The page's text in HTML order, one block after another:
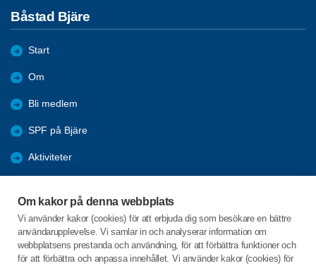
Om kakor på denna webbplats
Vi använder kakor (cookies) för att erbjuda dig som besökare en bättre
användarupplevelse. Vi samlar in och analyserar information om
webbplatsens prestanda och användning, för att förbättra funktioner och
för att förbättra och anpassa innehållet. Vi använder kakor (cookies) för
Båstad Bjäre
Start
Om
Bli medlem
SPF på Bjäre
Aktiviteter
Resor och utflykter